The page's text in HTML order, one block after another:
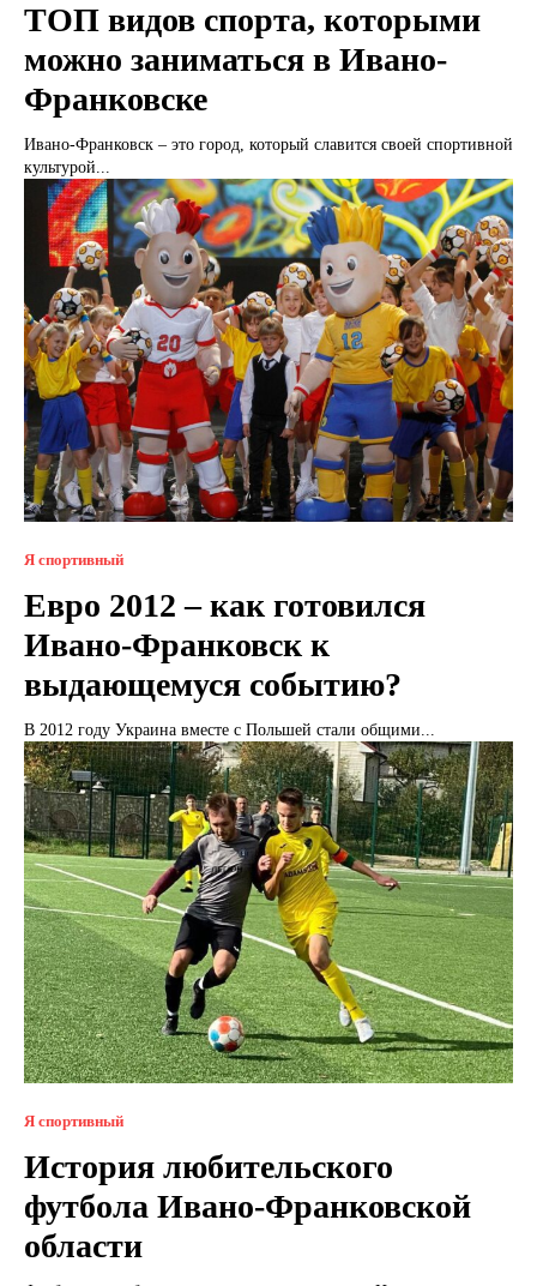
ТОП видов спорта, которыми
можно заниматься в Ивано-
Франковске
Ивано-Франковск – это город, который славится своей спортивной
культурой...
Я спортивный
Евро 2012 – как готовился
Ивано-Франковск к
выдающемуся событию?
В 2012 году Украина вместе с Польшей стали общими...
Я спортивный
История любительского
футбола Ивано-Франковской
области